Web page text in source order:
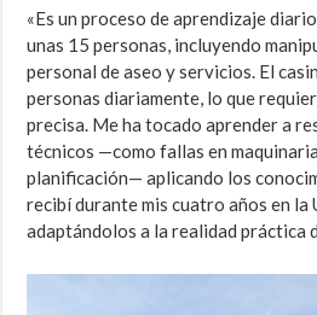
«Es un proceso de aprendizaje
unas 15 personas, incluyendo
personal de aseo y servicios. El
personas diariamente, lo que
precisa. Me ha tocado aprender a
técnicos —como fallas en
planificación— aplicando los
recibí durante mis cuatro años en la
adaptándolos a la realidad práctica